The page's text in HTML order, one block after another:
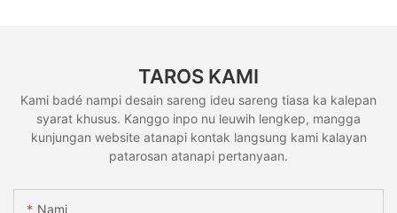
TAROS KAMI
Kami badé nampi desain sareng ideu sareng tiasa ka kalepan
syarat khusus. Kanggo inpo nu leuwih lengkep, mangga
kunjungan website atanapi kontak langsung kami kalayan
patarosan atanapi pertanyaan.
Nami